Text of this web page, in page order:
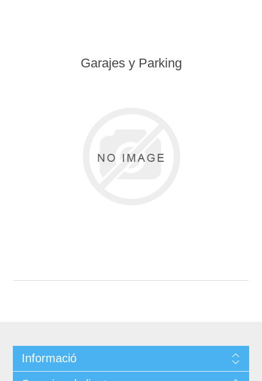
Garajes y Parking
Informació